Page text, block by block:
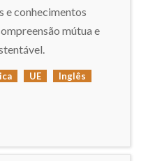
e conhecimentos
mútua e
UE
Inglês